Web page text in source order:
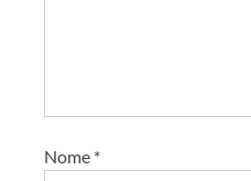
Nome *